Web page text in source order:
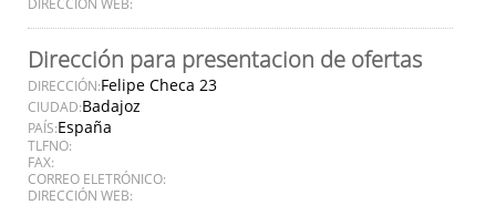
Dirección para presentacion de ofertas
DIRECCIÓN:Felipe Checa 23
CIUDAD:Badajoz
PAÍS:España
TLFNO:
FAX:
CORREO ELETRÓNICO:
DIRECCIÓN WEB: